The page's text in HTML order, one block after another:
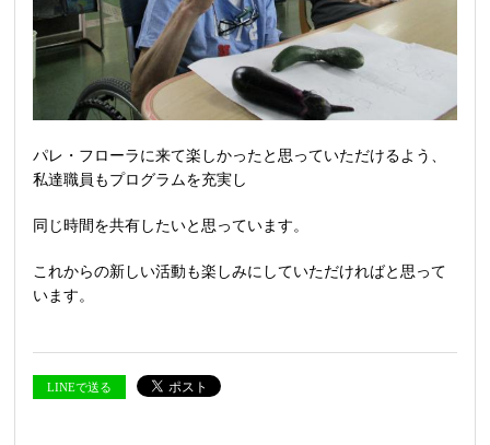
パレ・フローラに来て楽しかったと思っていただけるよう、
私達職員もプログラムを充実し
同じ時間を共有したいと思っています。
これからの新しい活動も楽しみにしていただければと思って
います。
LINEで送る